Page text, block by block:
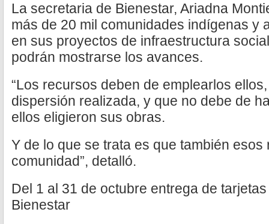
La secretaria de Bienestar, Ariadna
más de 20 mil comunidades indígenas y
en sus proyectos de infraestructura
podrán mostrarse los avances.
“Los recursos deben de emplearlos
dispersión realizada, y que no debe de
ellos eligieron sus obras.
Y de lo que se trata es que también
comunidad”, detalló.
Del 1 al 31 de octubre entrega de
Bienestar